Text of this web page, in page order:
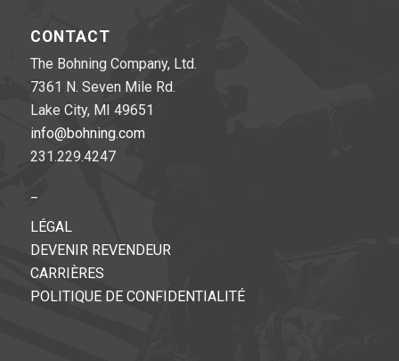
CONTACT
The Bohning Company, Ltd.
7361 N. Seven Mile Rd.
Lake City, MI 49651
info@bohning.com
231.229.4247
LÉGAL
DEVENIR REVENDEUR
CARRIÈRES
POLITIQUE DE CONFIDENTIALITÉ